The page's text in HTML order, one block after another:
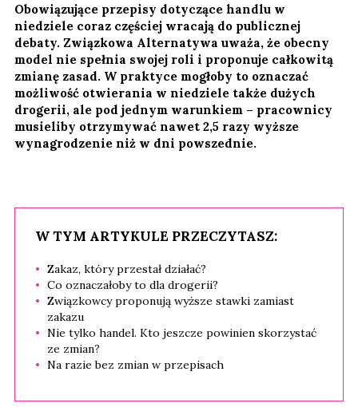
Obowiązujące przepisy dotyczące handlu w
niedziele coraz częściej wracają do publicznej
debaty. Związkowa Alternatywa uważa, że obecny
model nie spełnia swojej roli i proponuje całkowitą
zmianę zasad. W praktyce mogłoby to oznaczać
możliwość otwierania w niedziele także dużych
drogerii, ale pod jednym warunkiem – pracownicy
musieliby otrzymywać nawet 2,5 razy wyższe
wynagrodzenie niż w dni powszednie.
W TYM ARTYKULE PRZECZYTASZ:
Zakaz, który przestał działać?
Co oznaczałoby to dla drogerii?
Związkowcy proponują wyższe stawki zamiast
zakazu
Nie tylko handel. Kto jeszcze powinien skorzystać
ze zmian?
Na razie bez zmian w przepisach